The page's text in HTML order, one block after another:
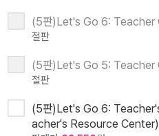
(5판)Let's Go 6: Teacher
절판
(5판)Let's Go 5: Teacher
절판
(5판)Let's Go 6:
acher's Resource